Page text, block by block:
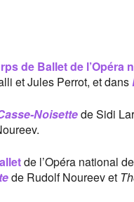
de Ballet de l’Opéra
et Jules Perrot, et dans
Noisettede Sidi
de l’Opéra national
de Rudolf Noureev et